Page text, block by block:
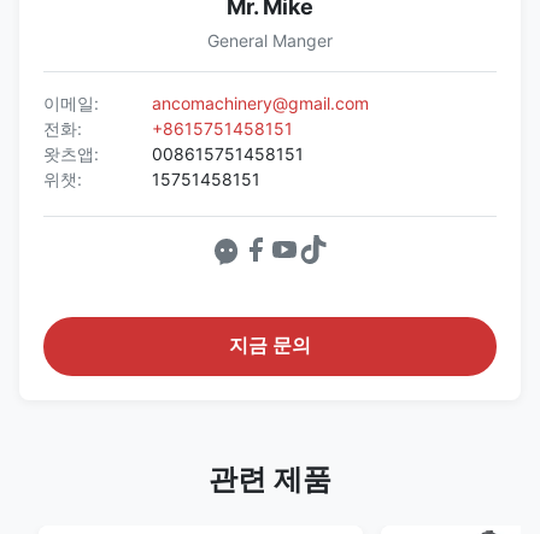
Mr. Mike
General Manger
이메일:
ancomachinery@gmail.com
전화:
+8615751458151
왓츠앱:
008615751458151
위챗:
15751458151
지금 문의
관련 제품